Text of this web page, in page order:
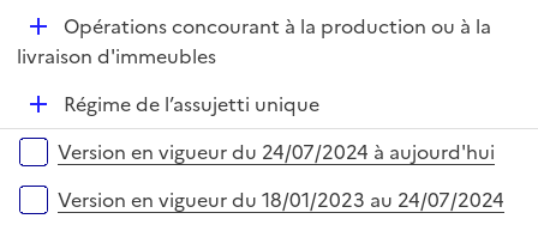
l
r
D
é
e
r
Opérations concourant à la production ou à la
livraison d'immeubles
D
é
p
Régime de l’assujetti unique
Versions sur la période
Version en vigueur du 24/07/2024 à aujourd'hui
Version en vigueur du 18/01/2023 au 24/07/2024